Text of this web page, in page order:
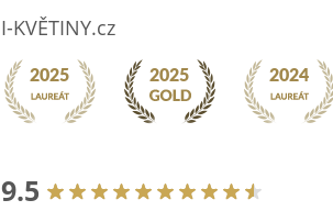
I-KVĚTINY.cz
9.5